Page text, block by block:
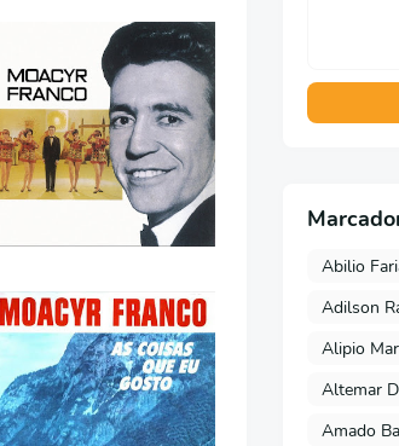
Abilio
Adilson
Alipio
Altemar
Amado